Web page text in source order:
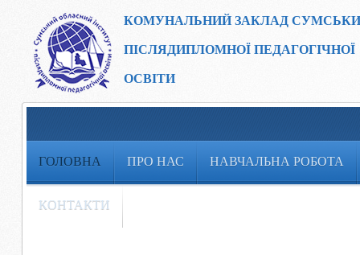
КОМУНАЛЬНИЙ ЗАКЛАД
ПІСЛЯДИПЛОМНОЇ ПЕДАГОГІЧНОЇ
ОСВІТИ
ГОЛОВНА ПРО НАС НАВЧАЛЬНА РОБОТА
КОНТАКТИ